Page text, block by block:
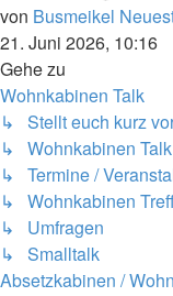
von Busmeikel
21. Juni 2026, 10:16
Gehe zu
Wohnkabinen Talk
↳ Stellt euch kurz
↳ Wohnkabinen Talk
↳ Termine /
↳ Wohnkabinen
↳ Umfragen
↳ Smalltalk
Absetzkabinen /